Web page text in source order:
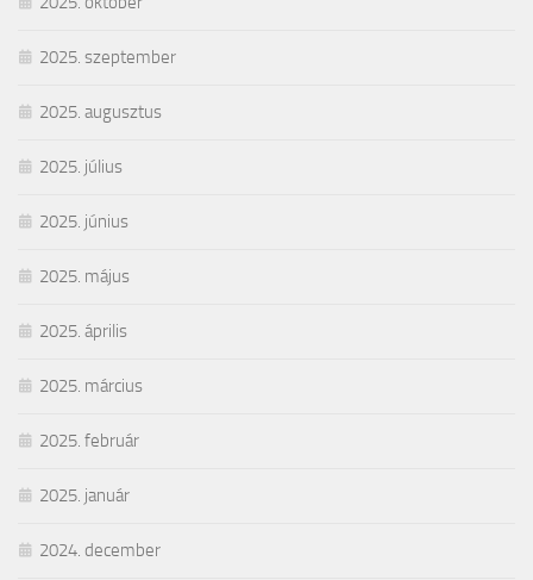
2025. szeptember
2025. augusztus
2025. július
2025. június
2025. május
2025. április
2025. március
2025. február
2025. január
2024. december